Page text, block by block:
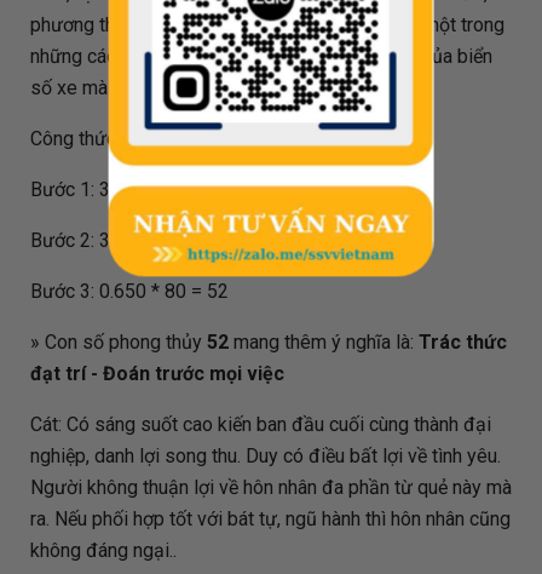
phương thức dịch dựa trên phép chia cho 80 là một trong
những cách phổ biến để xác định được ý nghĩa của biển
số xe mà mình đang sở hữu.
Công thức tính đối với biển số31972như sau:
Bước 1: 31972 / 80 = 399.650
Bước 2: 399.650 - 399 = 0.650
Bước 3: 0.650 * 80 = 52
» Con số phong thủy 52mang thêm ý nghĩa là: Trác thức
đạt trí - Đoán trước mọi việc
Cát: Có sáng suốt cao kiến ban đầu cuối cùng thành đại
nghiệp, danh lợi song thu. Duy có điều bất lợi về tình yêu.
Người không thuận lợi về hôn nhân đa phần từ quẻ này mà
ra. Nếu phối hợp tốt với bát tự, ngũ hành thì hôn nhân cũng
không đáng ngại..